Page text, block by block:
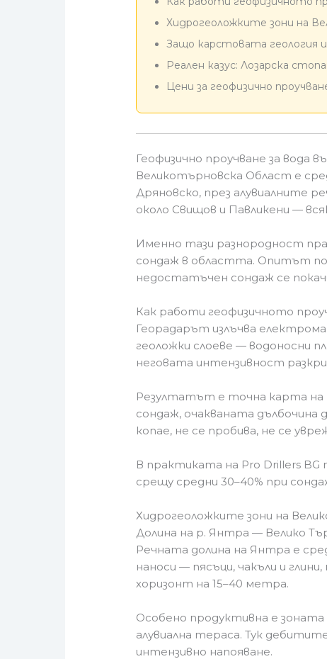
Хидрогеоложките зони на
Защо карстовата геология
Реален казус: Лозарска
Цени за геофизично
Геофизично проучване за вода
Великотърновска Област е
Дряновско, през алувиалните
около Свищов и Павликени —
Именно тази разнородност
сондаж в областта. Опитът
недостатъчен сондаж се
Как работи геофизичното
Георадарът излъчва
геоложки слоеве — водоносни
неговата интензивност
Резултатът е точна карта на
сондаж, очакваната дълбочина
копае, не се пробива, не се
В практиката на Pro Drillers
срещу средни 30–40% при
Хидрогеоложките зони на
Долина на р. Янтра — Велико
Речната долина на Янтра е
наноси — пясъци, чакъли и
хоризонт на 15–40 метра.
Особено продуктивна е
алувиална тераса. Тук
интензивно напояване.